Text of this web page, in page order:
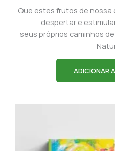
Que estes frutos de nossa
despertar e
seus próprios caminhos
ADICIONAR